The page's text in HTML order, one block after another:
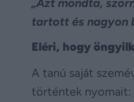
„Azt mondta,
tartott és nagyon
Eléri, hogy
A tanú saját
történtek nyomait: